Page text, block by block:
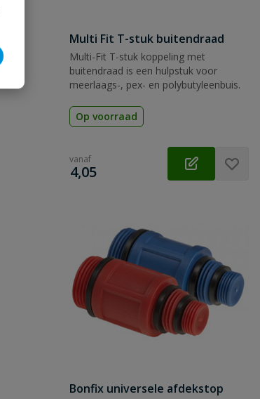
Multi Fit T-stuk buitendraad
Multi-Fit T-stuk koppeling met
buitendraad is een hulpstuk voor
meerlaags-, pex- en polybutyleenbuis.
Op voorraad
vanaf
€
4,05
Bonfix universele afdekstop